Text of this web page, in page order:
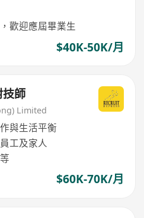
歡迎應屆畢業生
$40K-50K/月
師
Limited
與生活平衡
工及家人
$60K-70K/月